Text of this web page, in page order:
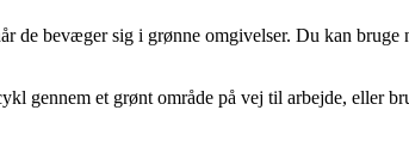
de bevæger sig i grønne omgivelser. Du kan
gennem et grønt område på vej til arbejde, eller